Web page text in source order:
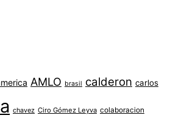
AMLO brasil calderon carlos
chavez Ciro Gómez Leyva colaboracion